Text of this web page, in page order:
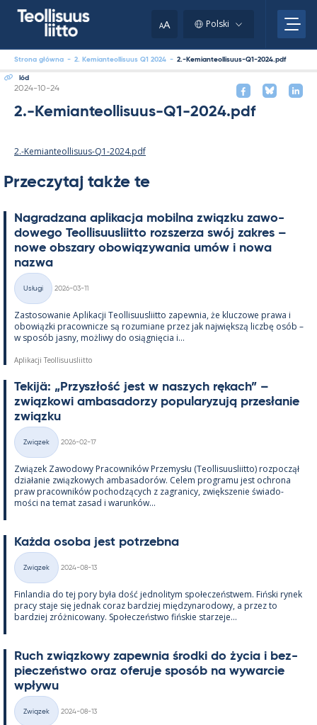
AA Polski
Strona główna - 2. Kemianteollisuus Q1 2024 - 2.-Kemianteollisuus-Q1-2024.pdf
lód
Kirjoitettu
2024-10-24
2.-Kemianteollisuus-Q1-2024.pdf
2.-Kemianteollisuus-Q1-2024.pdf
Przeczytaj także te
Na­gradzana apli­kacja mo­bilna związku zawo­
dowego Teol­li­suus­liitto rozszerza swój za­kres –
nowe obszary obowiązywa­nia umów i nowa
nazwa
Kategorie
Usługi
2026-03-11
Zas­to­sowa­nie Apli­kacji Teol­li­suus­liitto za­pew­nia, że kluczowe prawa i
obowiązki pracow­nicze są rozu­miane przez jak największą liczbę osób –
w sposób jasny, moż­liwy do osiąg­nięcia i...
Aplikacji Teollisuusliitto
Te­kijä: „Przyszłość jest w naszych rę­kach” –
związ­kowi am­ba­sa­dorzy po­pu­la­ryzują przesła­nie
związku
Kategorie
Związek
2026-02-17
Związek Zawo­dowy Pracow­ników Prze­mysłu (Teol­li­suus­liitto) roz­począł
działa­nie związ­kowych am­ba­sa­dorów. Ce­lem pro­gramu jest ochrona
praw pracow­ników poc­hodzących z za­gra­nicy, zwiększe­nie świa­do­
mości na te­mat za­sad i wa­runków...
Każda osoba jest potrzebna
Kategorie
Związek
2024-08-13
Fin­lan­dia do tej pory była dość jed­no­li­tym społeczeństwem. Fiński ry­nek
pracy staje się jed­nak co­raz bardziej między­na­ro­dowy, a przez to
bardziej zróż­nicowany. Społeczeństwo fińs­kie starzeje...
Ruch związ­kowy za­pew­nia środki do życia i bez­
pieczeństwo oraz ofe­ruje sposób na wywarcie
wpływu
Kategorie
Związek
2024-08-13